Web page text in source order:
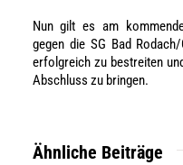
Nun gilt es am
gegen die SG Bad
erfolgreich zu bestreiten
Abschluss zu bringen.
Ähnliche Beiträge